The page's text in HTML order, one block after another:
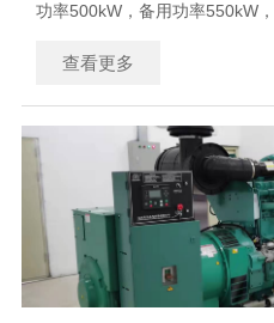
功率500kW，备用功率550kW
柴、帕金斯、潍柴）柴油机+无
力强劲、稳压效果好、油耗低
全自动控制、多重
查看更多